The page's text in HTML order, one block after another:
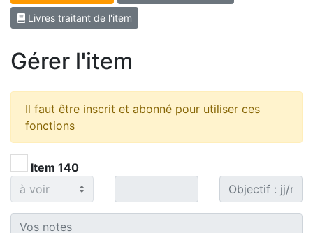
Livres traitant de l'item
Gérer l'item
Il faut être inscrit et abonné pour utiliser ces
fonctions
Item 140